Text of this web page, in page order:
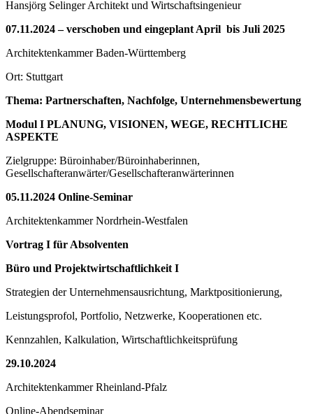
Hansjörg Selinger Architekt und Wirtschaftsingenieur
07.11.2024 – verschoben und eingeplant April bis Juli 2025
Architektenkammer Baden-Württemberg
Ort: Stuttgart
Thema: Partnerschaften, Nachfolge, Unternehmensbewertung
Modul I PLANUNG, VISIONEN, WEGE, RECHTLICHE
ASPEKTE
Zielgruppe: Büroinhaber/Büroinhaberinnen,
Gesellschafteranwärter/Gesellschafteranwärterinnen
05.11.2024 Online-Seminar
Architektenkammer Nordrhein-Westfalen
Vortrag I für Absolventen
Büro und Projektwirtschaftlichkeit I
Strategien der Unternehmensausrichtung, Marktpositionierung,
Leistungsprofol, Portfolio, Netzwerke, Kooperationen etc.
Kennzahlen, Kalkulation, Wirtschaftlichkeitsprüfung
29.10.2024
Architektenkammer Rheinland-Pfalz
Online-Abendseminar